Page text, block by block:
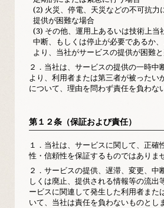
(2) 火災、停電、天災などの不可抗力
提供が困難な場合
(3) その他、運用上あるいは技術上当
中断、もしくは停止が必要であるか
より、当社がサービスの提供が困難
２． 当社は、サービスの提供の一時中
より、利用者または第三者が被ったい
について、理由を問わず責任を負わな
第１２条（保証および責任）
１． 当社は、サービスに関して、正確
性・信頼性を保証するものではありま
２． サービスの提供、遅滞、変更、中
しくは廃止、提供される情報等の流出
ービスに関連して発生した利用者また
いて、当社は責任を負わないものとし